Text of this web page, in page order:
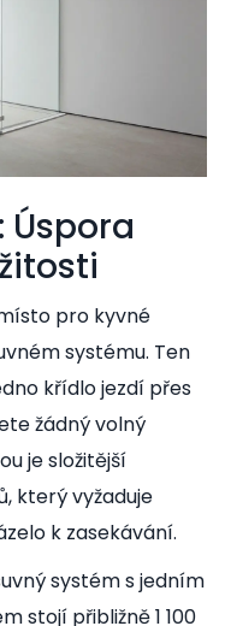
Úspora
pro kyvné
systému. Ten
křídlo jezdí přes
žádný volný
je složitější
který vyžaduje
k zasekávání.
systém s jedním
stojí přibližně 1 100